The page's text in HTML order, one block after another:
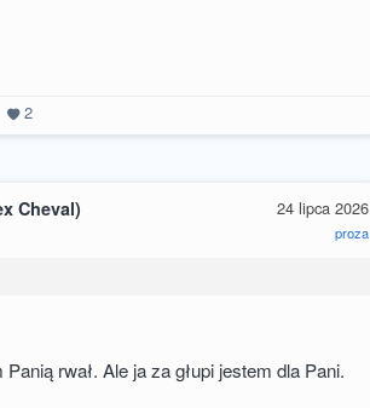
2
24 lipca 2026
proza
Cheval)
rwał. Ale ja za głupi jestem dla Pani.